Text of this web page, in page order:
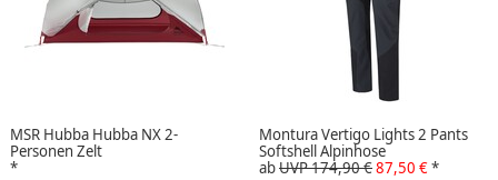
MSR Hubba Hubba NX 2-
Personen Zelt
*
Montura Vertigo Lights 2 Pants
Softshell Alpinhose
abUVP 174,90 €87,50 €*